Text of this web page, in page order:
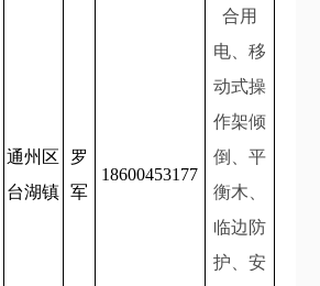
通州区
台湖镇
罗
军
18600453177
合用
电、移
动式操
作架倾
倒、平
衡木、
临边防
护、安